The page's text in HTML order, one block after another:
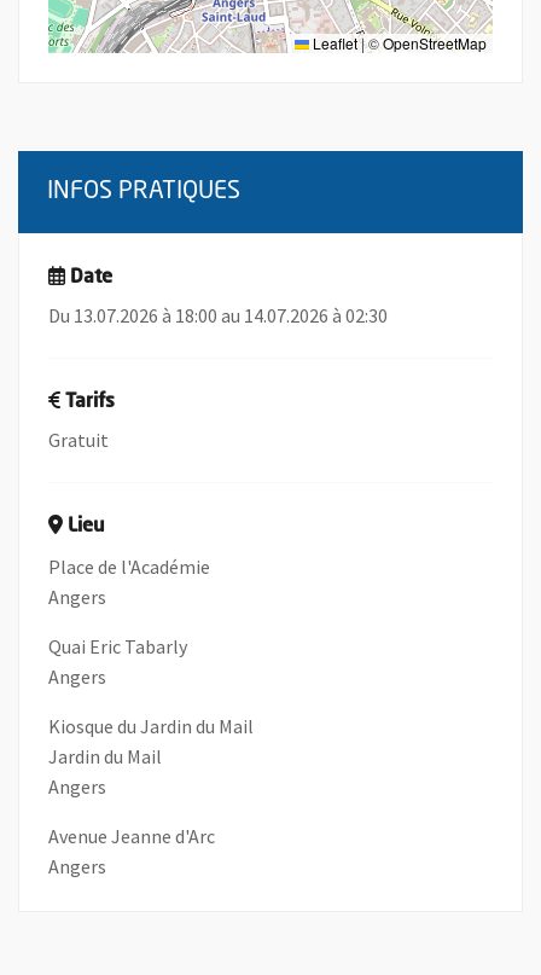
Leaflet|©OpenStreetMap
INFOS PRATIQUES
Date
Du 13.07.2026 à 18:00 au 14.07.2026 à 02:30
Tarifs
Gratuit
Lieu
Place de l'Académie
Angers
Quai Eric Tabarly
Angers
Kiosque du Jardin du Mail
Jardin du Mail
Angers
Avenue Jeanne d'Arc
Angers